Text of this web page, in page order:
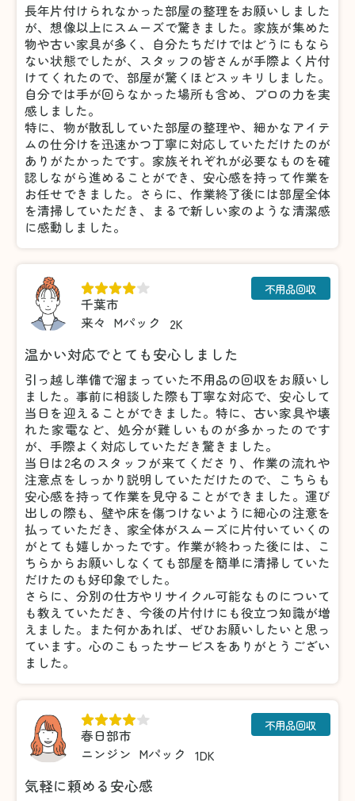
長年片付けられなかった部屋の整理をお願いしました
が、想像以上にスムーズで驚きました。家族が集めた
物や古い家具が多く、自分たちだけではどうにもなら
ない状態でしたが、スタッフの皆さんが手際よく片付
けてくれたので、部屋が驚くほどスッキリしました。
自分では手が回らなかった場所も含め、プロの力を実
感しました。
特に、物が散乱していた部屋の整理や、細かなアイテ
ムの仕分けを迅速かつ丁寧に対応していただけたのが
ありがたかったです。家族それぞれが必要なものを確
認しながら進めることができ、安心感を持って作業を
お任せできました。さらに、作業終了後には部屋全体
を清掃していただき、まるで新しい家のような清潔感
に感動しました。
千葉市
来々 Mパック 2K
不用品回収
温かい対応でとても安心しました
引っ越し準備で溜まっていた不用品の回収をお願いし
ました。事前に相談した際も丁寧な対応で、安心して
当日を迎えることができました。特に、古い家具や壊
れた家電など、処分が難しいものが多かったのです
が、手際よく対応していただき驚きました。
当日は2名のスタッフが来てくださり、作業の流れや
注意点をしっかり説明していただけたので、こちらも
安心感を持って作業を見守ることができました。運び
出しの際も、壁や床を傷つけないように細心の注意を
払っていただき、家全体がスムーズに片付いていくの
がとても嬉しかったです。作業が終わった後には、こ
ちらからお願いしなくても部屋を簡単に清掃していた
だけたのも好印象でした。
さらに、分別の仕方やリサイクル可能なものについて
も教えていただき、今後の片付けにも役立つ知識が増
えました。また何かあれば、ぜひお願いしたいと思っ
ています。心のこもったサービスをありがとうござい
ました。
春日部市
ニンジン Mパック 1DK
不用品回収
気軽に頼める安心感